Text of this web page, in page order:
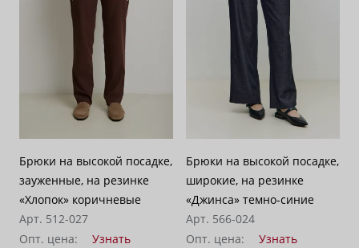
По убыванию цены
Брюки на высокой посадке,
зауженные, на резинке
«Хлопок» коричневые
Арт. 512-027
Опт. цена:
Узнать
Брюки на высокой посадке,
широкие, на резинке
«Джинса» темно-синие
Арт. 566-024
Опт. цена:
Узнать